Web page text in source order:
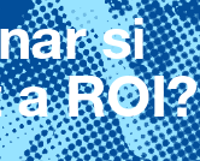
si
ROI?